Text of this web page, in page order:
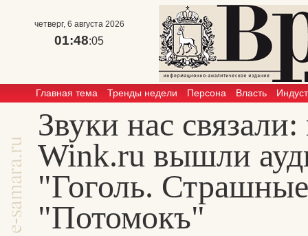
четверг, 6 августа 2026
01:48:05
Главная тема Тренды недели Персона Власть
Звуки нас связали:
Wink.ru вышли
"Гоголь.
"Потомокъ"